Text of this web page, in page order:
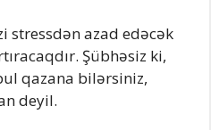
stressdən azad edəcək
Şübhəsiz ki,
qazana bilərsiniz,
deyil.